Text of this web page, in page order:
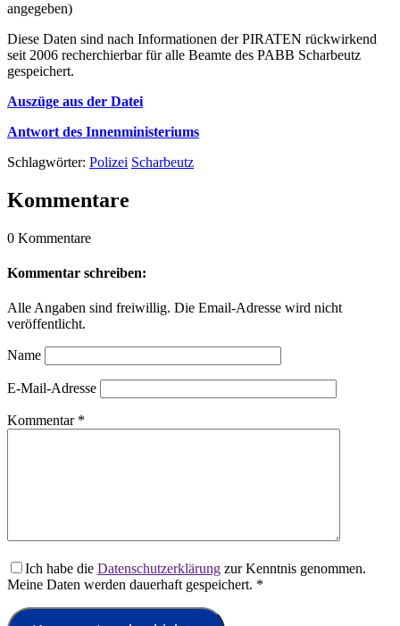
angegeben)
Diese Daten sind nach Informationen der PIRATEN rückwirkend
seit 2006 recherchierbar für alle Beamte des PABB Scharbeutz
gespeichert.
Auszüge aus der Datei
Antwort des Innenministeriums
Schlagwörter: Polizei Scharbeutz
Kommentare
0 Kommentare
Kommentar schreiben:
Alle Angaben sind freiwillig. Die Email-Adresse wird nicht
veröffentlicht.
Name
E-Mail-Adresse
Kommentar *
Ich habe die Datenschutzerklärung zur Kenntnis genommen.
Meine Daten werden dauerhaft gespeichert. *